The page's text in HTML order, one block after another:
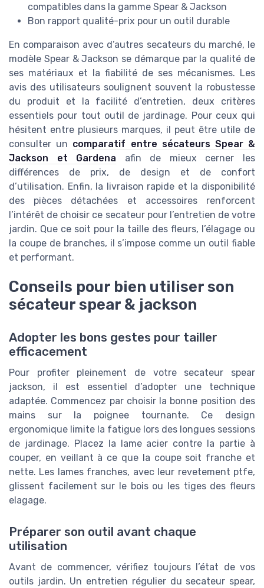
compatibles dans la gamme Spear & Jackson
Bon rapport qualité-prix pour un outil durable
En comparaison avec d’autres secateurs du marché, le
modèle Spear & Jackson se démarque par la qualité de
ses matériaux et la fiabilité de ses mécanismes. Les
avis des utilisateurs soulignent souvent la robustesse
du produit et la facilité d’entretien, deux critères
essentiels pour tout outil de jardinage. Pour ceux qui
hésitent entre plusieurs marques, il peut être utile de
consulter un comparatif entre sécateurs Spear &
Jackson et Gardena afin de mieux cerner les
différences de prix, de design et de confort
d’utilisation. Enfin, la livraison rapide et la disponibilité
des pièces détachées et accessoires renforcent
l’intérêt de choisir ce secateur pour l’entretien de votre
jardin. Que ce soit pour la taille des fleurs, l’élagage ou
la coupe de branches, il s’impose comme un outil fiable
et performant.
Conseils pour bien utiliser son
sécateur spear & jackson
Adopter les bons gestes pour tailler
efficacement
Pour profiter pleinement de votre secateur spear
jackson, il est essentiel d’adopter une technique
adaptée. Commencez par choisir la bonne position des
mains sur la poignee tournante. Ce design
ergonomique limite la fatigue lors des longues sessions
de jardinage. Placez la lame acier contre la partie à
couper, en veillant à ce que la coupe soit franche et
nette. Les lames franches, avec leur revetement ptfe,
glissent facilement sur le bois ou les tiges des fleurs
elagage.
Préparer son outil avant chaque
utilisation
Avant de commencer, vérifiez toujours l’état de vos
outils jardin. Un entretien régulier du secateur spear,